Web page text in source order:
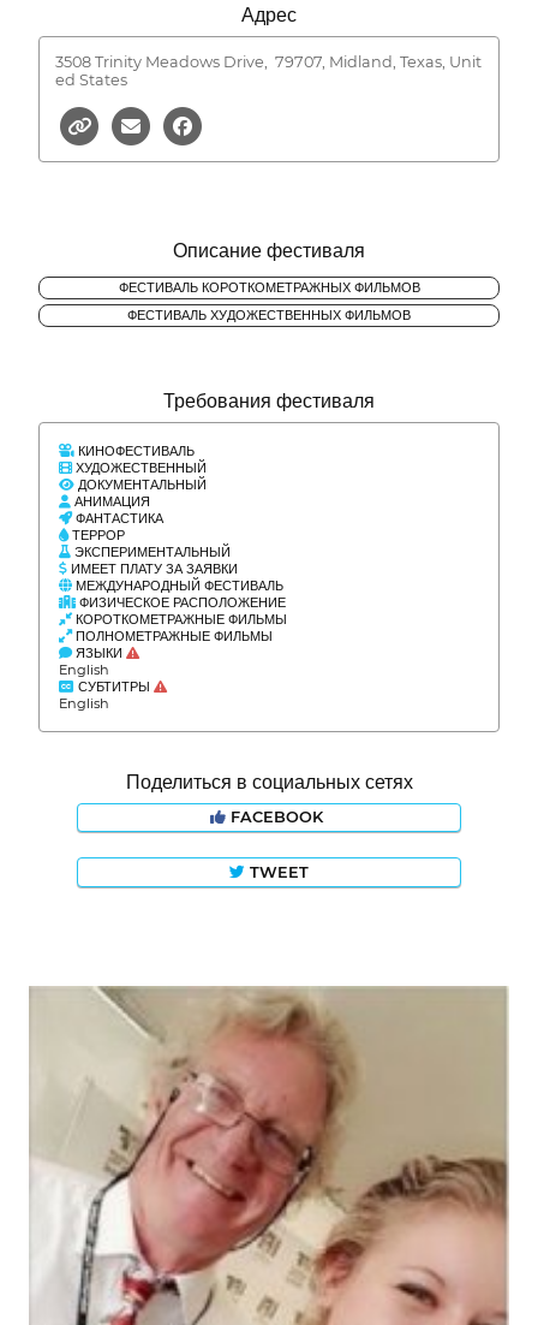
Адрес
3508 Trinity Meadows Drive,
79707, Midland, Texas, Unit
ed States
Описание фестиваля
ФЕСТИВАЛЬ КОРОТКОМЕТРАЖНЫХ ФИЛЬМОВ
ФЕСТИВАЛЬ ХУДОЖЕСТВЕННЫХ ФИЛЬМОВ
Требования фестиваля
КИНОФЕСТИВАЛЬ
ХУДОЖЕСТВЕННЫЙ
ДОКУМЕНТАЛЬНЫЙ
АНИМАЦИЯ
ФАНТАСТИКА
ТЕРРОР
ЭКСПЕРИМЕНТАЛЬНЫЙ
ИМЕЕТ ПЛАТУ ЗА ЗАЯВКИ
МЕЖДУНАРОДНЫЙ ФЕСТИВАЛЬ
ФИЗИЧЕСКОЕ РАСПОЛОЖЕНИЕ
КОРОТКОМЕТРАЖНЫЕ ФИЛЬМЫ
ПОЛНОМЕТРАЖНЫЕ ФИЛЬМЫ
ЯЗЫКИ
English
СУБТИТРЫ
English
Поделиться в социальных сетях
FACEBOOK
TWEET